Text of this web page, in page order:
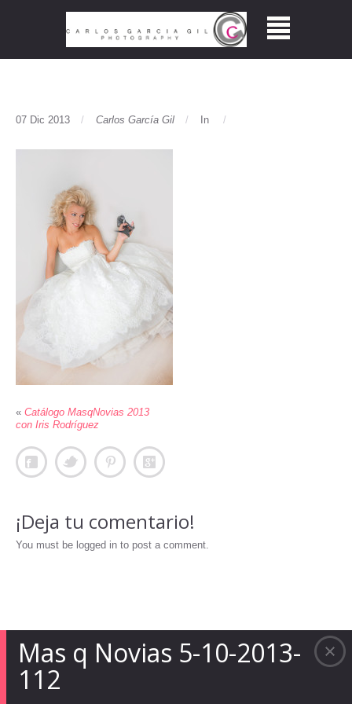
Mas q Novias 5-10-2013-
112
07 Dic 2013 Carlos García Gil In
« Catálogo MasqNovias 2013
con Iris Rodríguez
¡Deja tu comentario!
You must be logged in to post a comment.